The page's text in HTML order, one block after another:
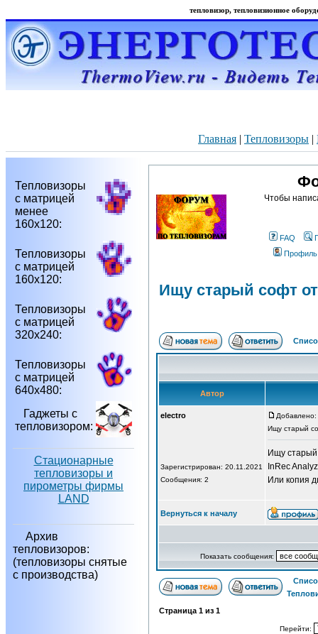
тепловизор, тепловизионное
Главная | Тепловизоры |
Тепловизоры
с матрицей
менее
160х120:
Тепловизоры
с матрицей
160х120:
Тепловизоры
с матрицей
320х240:
Тепловизоры
с матрицей
640х480:
Гаджеты с
тепловизором:
Стационарные
тепловизоры и
пирометры фирмы
LAND
Архив
тепловизоров:
(тепловизоры снятые
с производства)
Чтобы
FAQ
Профиль
Ищу старый софт от
Автор
electro
Зарегистрирован: 20.11.2021
Сообщения: 2
Ищу старый
Ищу старый
InRec
Или копия
Вернуться к началу
Показать сообщения:
Страница 1 из 1
Перейти: